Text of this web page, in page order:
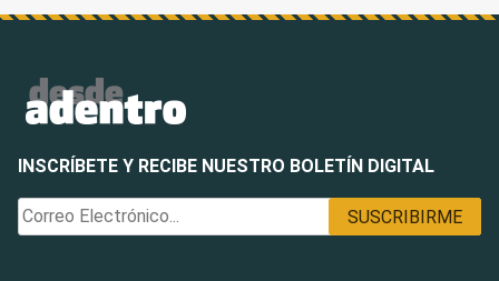
INSCRÍBETE Y RECIBE NUESTRO BOLETÍN DIGITAL